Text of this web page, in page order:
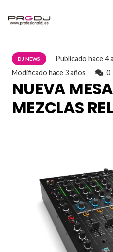
DJ NEWS Publicadohace 4
Modificado hace 3 años 0
NUEVA
MEZCLAS